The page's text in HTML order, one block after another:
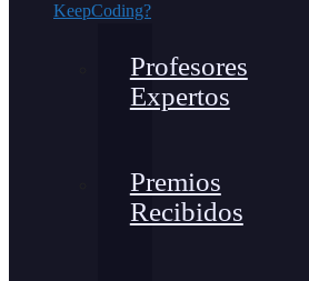
KeepCoding?
Profesores
Expertos
Premios
Recibidos